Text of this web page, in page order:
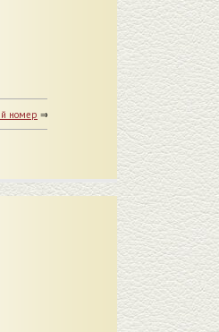
номер ⇒